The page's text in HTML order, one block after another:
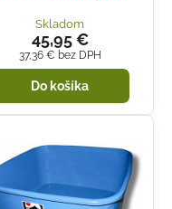
Skladom
45,95 €
37,36 € bez DPH
Do košíka